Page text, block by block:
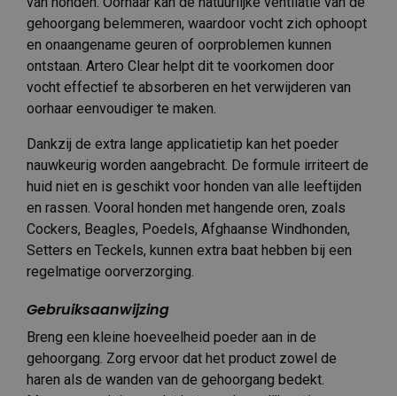
gehoorgang belemmeren, waardoor vocht zich ophoopt
en onaangename geuren of oorproblemen kunnen
ontstaan. Artero Clear helpt dit te voorkomen door
vocht effectief te absorberen en het verwijderen van
oorhaar eenvoudiger te maken.
Dankzij de extra lange applicatietip kan het poeder
nauwkeurig worden aangebracht. De formule irriteert de
huid niet en is geschikt voor honden van alle leeftijden
en rassen. Vooral honden met hangende oren, zoals
Cockers, Beagles, Poedels, Afghaanse Windhonden,
Setters en Teckels, kunnen extra baat hebben bij een
regelmatige oorverzorging.
Gebruiksaanwijzing
Breng een kleine hoeveelheid poeder aan in de
gehoorgang. Zorg ervoor dat het product zowel de
haren als de wanden van de gehoorgang bedekt.